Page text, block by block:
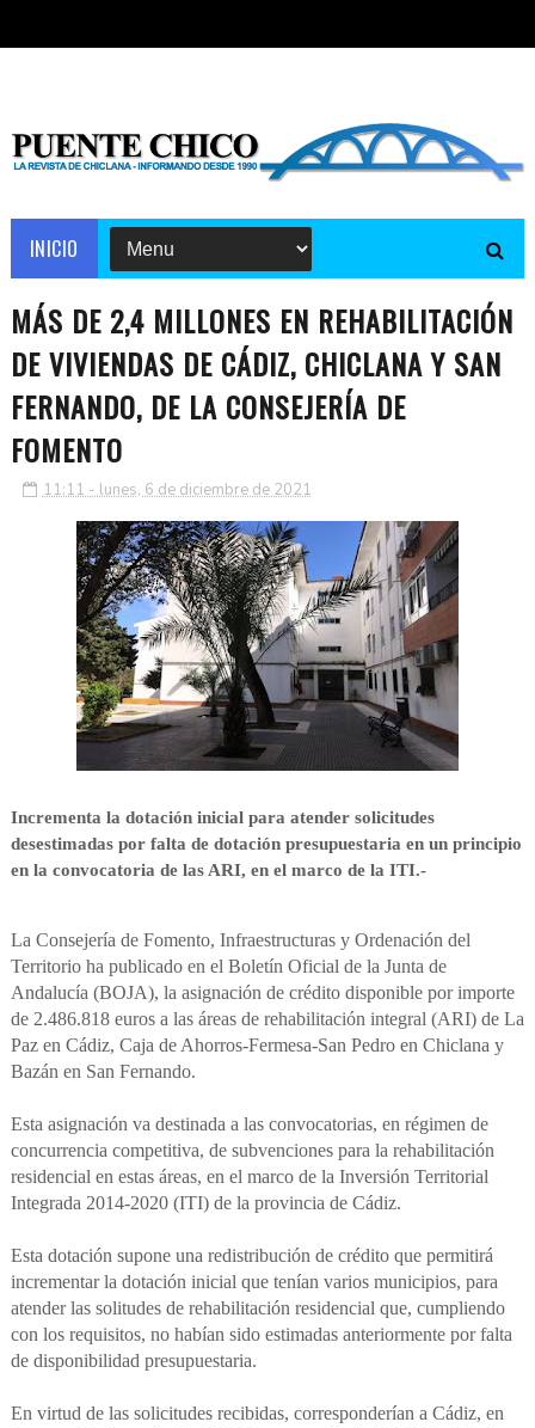
INICIO
MÁS DE 2,4 MILLONES EN REHABILITACIÓN
DE VIVIENDAS DE CÁDIZ, CHICLANA Y SAN
FERNANDO, DE LA CONSEJERÍA DE
FOMENTO
11:11 - lunes, 6 de diciembre de 2021
Incrementa la dotación inicial para atender solicitudes
desestimadas por falta de dotación presupuestaria en un principio
en la convocatoria de las ARI, en el marco de la ITI.-
La Consejería de Fomento, Infraestructuras y Ordenación del
Territorio ha publicado en el Boletín Oficial de la Junta de
Andalucía (BOJA), la asignación de crédito disponible por importe
de 2.486.818 euros a las áreas de rehabilitación integral (ARI) de La
Paz en Cádiz, Caja de Ahorros-Fermesa-San Pedro en Chiclana y
Bazán en San Fernando.
Esta asignación va destinada a las convocatorias, en régimen de
concurrencia competitiva, de subvenciones para la rehabilitación
residencial en estas áreas, en el marco de la Inversión Territorial
Integrada 2014-2020 (ITI) de la provincia de Cádiz.
Esta dotación supone una redistribución de crédito que permitirá
incrementar la dotación inicial que tenían varios municipios, para
atender las solitudes de rehabilitación residencial que, cumpliendo
con los requisitos, no habían sido estimadas anteriormente por falta
de disponibilidad presupuestaria.
En virtud de las solicitudes recibidas, corresponderían a Cádiz, en